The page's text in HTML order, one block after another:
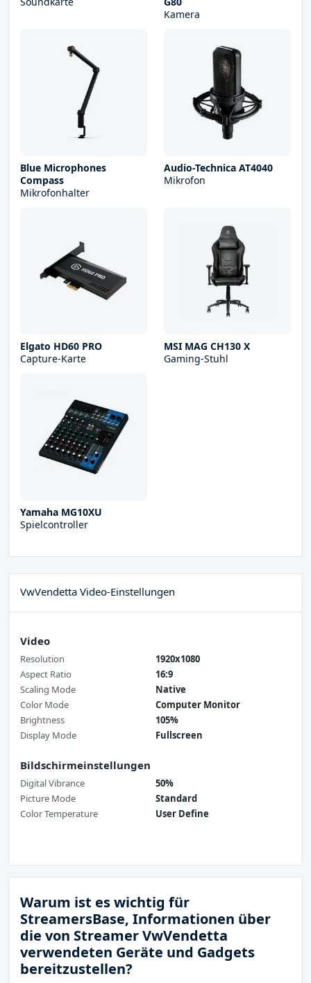
Kamera
Blue Microphones
Compass
Mikrofonhalter
Audio-Technica AT4040
Mikrofon
Elgato HD60 PRO
Capture-Karte
MSI MAG CH130 X
Gaming-Stuhl
Yamaha MG10XU
Spielcontroller
VwVendetta Video-Einstellungen
Video
Resolution
1920x1080
Aspect Ratio
16:9
Scaling Mode
Native
Color Mode
Computer Monitor
Brightness
105%
Display Mode
Fullscreen
Bildschirmeinstellungen
Digital Vibrance
50%
Picture Mode
Standard
Color Temperature
User Define
Warum ist es wichtig für
StreamersBase, Informationen über
die von Streamer VwVendetta
verwendeten Geräte und Gadgets
bereitzustellen?